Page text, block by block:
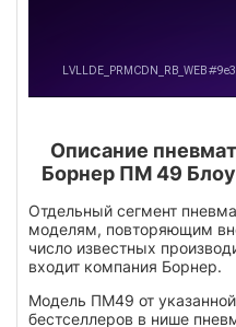
Описание
Борнер ПМ 49
Отдельный сегмент
моделям, повторяющим
число известных
входит компания Борнер.
Модель ПМ49 от
бестселлеров в нише